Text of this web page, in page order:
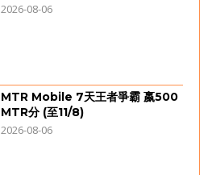
2026-08-06
MTR Mobile 7天王者爭霸 嬴500
MTR分 (至11/8)
2026-08-06